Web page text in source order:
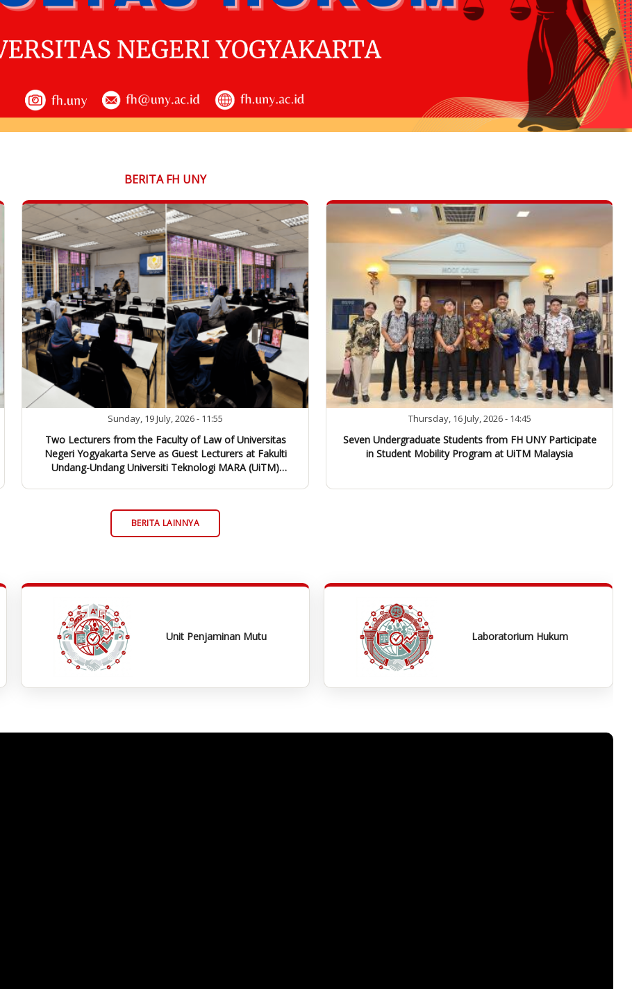
BERITA FH UNY
Two Lecturers from the Faculty of Law of Universitas
Negeri Yogyakarta Serve as Guest Lecturers at Fakulti
Undang-Undang Universiti Teknologi MARA (UiTM)
Sunday, 19 July, 2026 - 11:55
Seven Undergraduate Students from FH UNY Participate
in Student Mobility Program at UiTM Malaysia
Thursday, 16 July, 2026 - 14:45
Unit Penjaminan Mutu Laboratorium Hukum